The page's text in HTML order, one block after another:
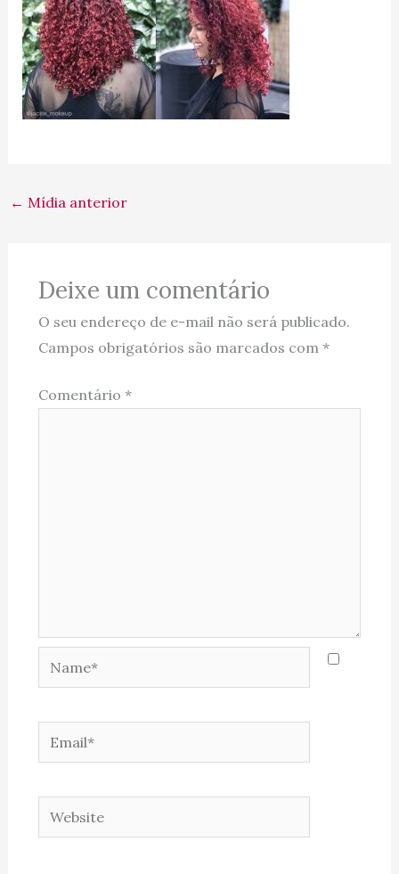
← Mídia anterior
Deixe um comentário
O seu endereço de e-mail não será publicado.
Campos obrigatórios são marcados com *
Comentário *
Name*
Email*
Website